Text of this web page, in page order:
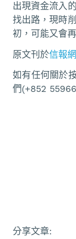
出現資金流入
找出路，現時
初，可能又會
原文刊於信報
如有任何關於
們(+852
分享文章: